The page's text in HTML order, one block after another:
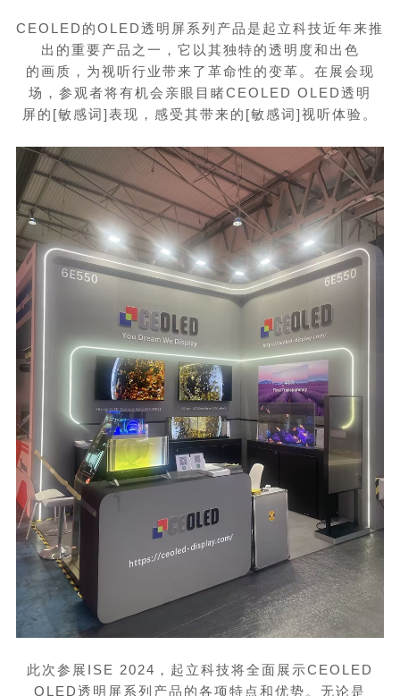
CEOLED的OLED透明屏系列产品是起立科技近年来推
出的重要产品之一，它以其独特的透明度和出色
的画质，为视听行业带来了革命性的变革。在展会现
场，参观者将有机会亲眼目睹CEOLED OLED透明
屏的[敏感词]表现，感受其带来的[敏感词]视听体验。
此次参展 ISE 2024 ，起立科技将全面展示CEOLED
OLED透明屏系列产品的各项特点和优势。无论是